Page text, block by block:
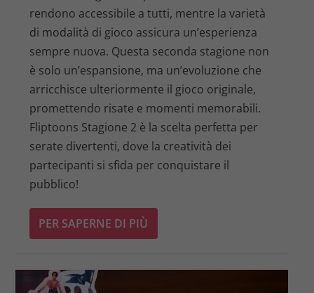
rendono accessibile a tutti, mentre la varietà
di modalità di gioco assicura un’esperienza
sempre nuova. Questa seconda stagione non
è solo un’espansione, ma un’evoluzione che
arricchisce ulteriormente il gioco originale,
promettendo risate e momenti memorabili.
Fliptoons Stagione 2 è la scelta perfetta per
serate divertenti, dove la creatività dei
partecipanti si sfida per conquistare il
pubblico!
PER SAPERNE DI PIÙ